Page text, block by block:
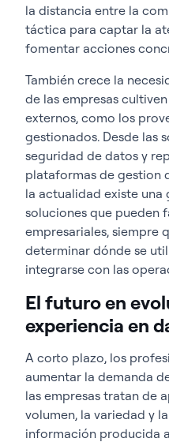
la distancia entre la
táctica para captar la
fomentar acciones
También crece la
de las empresas
externos, como los
gestionados. Desde las
seguridad de datos y
plataformas de gestion
la actualidad existe
soluciones que pueden
empresariales, siempre
determinar dónde se
integrarse con las
El futuro en
experiencia en
A corto plazo, los
aumentar la demanda
las empresas tratan de
volumen, la variedad y
información producida